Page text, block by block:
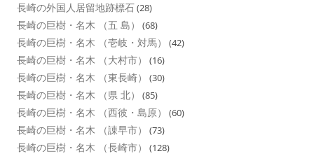
長崎の外国人居留地跡標石(28)
長崎の巨樹・名木 （五 島） (68)
長崎の巨樹・名木 （壱岐・対馬） (42)
長崎の巨樹・名木 （大村市） (16)
長崎の巨樹・名木 （東長崎） (30)
長崎の巨樹・名木 （県 北） (85)
長崎の巨樹・名木 （西彼・島原） (60)
長崎の巨樹・名木 （諌早市） (73)
長崎の巨樹・名木 （長崎市） (128)